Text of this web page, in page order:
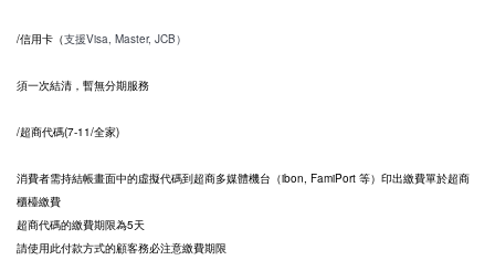
/信用卡 （支援Visa, Master, JCB）
須一次結清，暫無分期服務
/超商代碼(7-11/全家)
消費者需持結帳畫面中的虛擬代碼到超商多媒體機台（ibon, FamiPort 等）印出繳費單於超商
櫃檯繳費
超商代碼的繳費期限為5天
請使用此付款方式的顧客務必注意繳費期限